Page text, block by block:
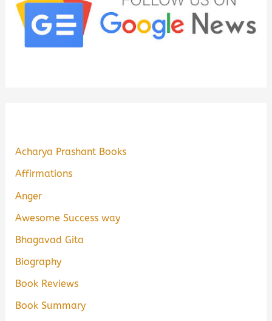
Acharya Prashant Books
Affirmations
Anger
Awesome Success way
Bhagavad Gita
Biography
Book Reviews
Book Summary